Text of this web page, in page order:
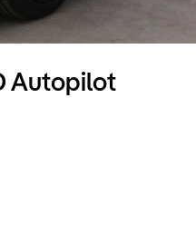
Autopilot